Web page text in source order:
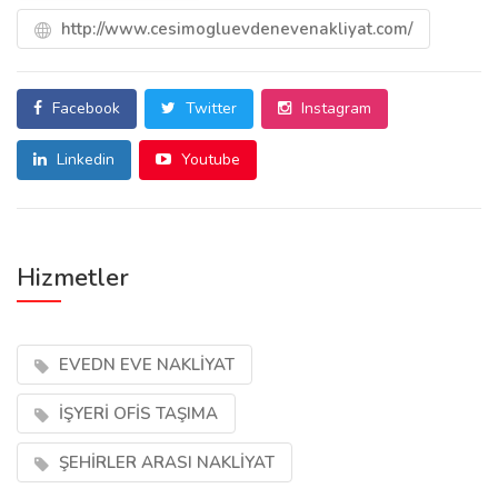
http://www.cesimogluevdenevenakliyat.com/
Facebook Twitter Instagram
Linkedin Youtube
Hizmetler
EVEDN EVE NAKLİYAT
İŞYERİ OFİS TAŞIMA
ŞEHİRLER ARASI NAKLİYAT